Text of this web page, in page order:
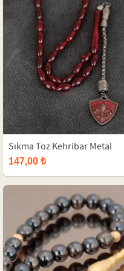
Sıkma Toz Kehribar Metal
Boşnak Lalesi İmameli Tesbih
147,00 ₺